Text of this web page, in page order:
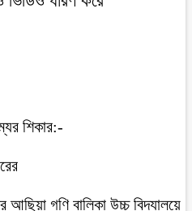
শিকার:-
গণি বালিকা উচ্চ বিদ্যালয়ে